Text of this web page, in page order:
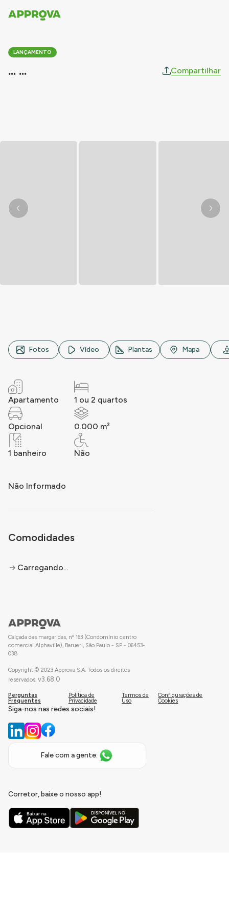
LANÇAMENTO
... ... Compartilhar
Rua ..., n° 000, ..., ...
Fotos Vídeo Plantas Mapa
Apartamento 1 ou 2 quartos
Opcional 0.000 m²
1 banheiro Não
Não Informado
Comodidades
Carregando...
Calçada das margaridas, nº 163 (Condomínio centro
comercial Alphaville), Barueri, São Paulo - SP - 06453-
038
Copyright © 2023 Approva S.A. Todos os direitos
reservados. v3.68.0
Perguntas
Frequentes
Política de
Privacidade
Termos de
Uso
Configurações de
Cookies
Siga-nos nas redes sociais!
Fale com a gente:
Corretor, baixe o nosso app!